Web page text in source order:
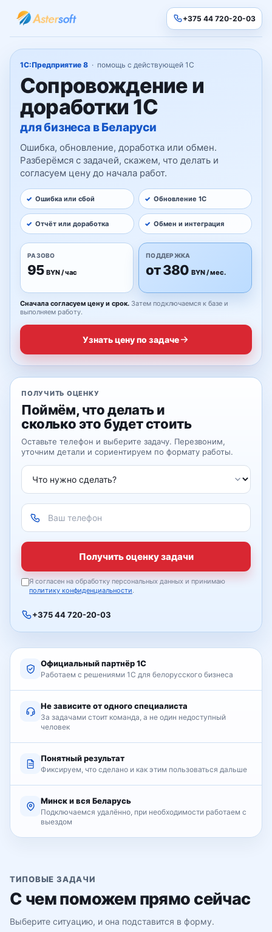
+375 44 720-20-03
1С:Предприятие 8 · помощь с действующей 1С
Сопровождение и
доработки 1С
для бизнеса в Беларуси
Ошибка, обновление, доработка или обмен.
Разберёмся с задачей, скажем, что делать и
согласуем цену до начала работ.
Ошибка или сбой Обновление 1С
Отчёт или доработка Обмен и интеграция
РАЗОВО
95BYN / час
ПОДДЕРЖКА
от 380BYN / мес.
Сначала согласуем цену и срок. Затем подключаемся к базе и
выполняем работу.
Узнать цену по задаче
ПОЛУЧИТЬ ОЦЕНКУ
Поймём, что делать и
сколько это будет стоить
Оставьте телефон и выберите задачу. Перезвоним,
уточним детали и сориентируем по формату работы.
Получить оценку задачи
Я согласен на обработку персональных данных и принимаю
политику конфиденциальности.
+375 44 720-20-03
Официальный партнёр 1С
Работаем с решениями 1С для белорусского бизнеса
Не зависите от одного специалиста
За задачами стоит команда, а не один недоступный
человек
Понятный результат
Фиксируем, что сделано и как этим пользоваться дальше
Минск и вся Беларусь
Подключаемся удалённо, при необходимости работаем с
выездом
ТИПОВЫЕ ЗАДАЧИ
С чем поможем прямо сейчас
Выберите ситуацию, и она подставится в форму.